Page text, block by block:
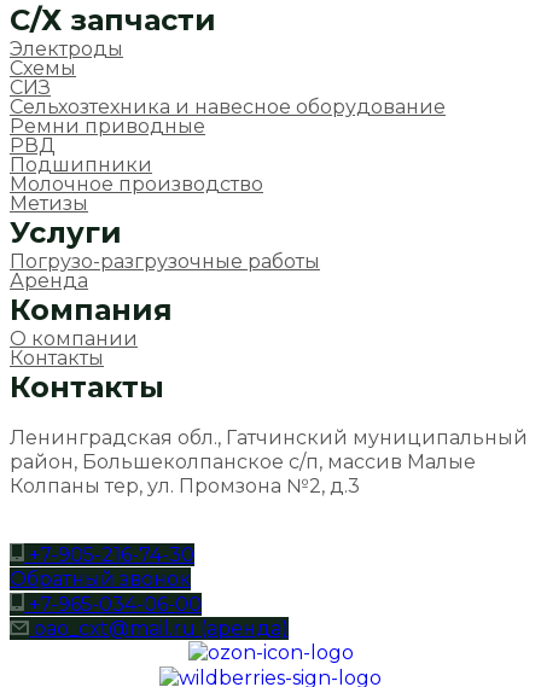
C/Х запчасти
Электроды
Схемы
СИЗ
Сельхозтехника и навесное оборудование
Ремни приводные
РВД
Подшипники
Молочное производство
Метизы
Услуги
Погрузо-разгрузочные работы
Аренда
Компания
О компании
Контакты
Контакты
Ленинградская обл., Гатчинский муниципальный
район, Большеколпанское с/п, массив Малые
Колпаны тер, ул. Промзона №2, д.3
+7-905-216-74-30
Обратный звонок
+7-965-034-06-00
oao_cxt@mail.ru (аренда)